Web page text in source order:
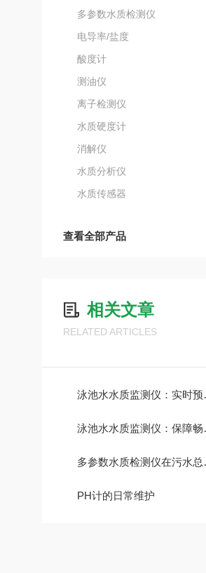
多参数水质检测仪
电导率/盐度
酸度计
测油仪
离子检测仪
水质硬度计
消解仪
水质分析仪
水质传感器
查看全部产品
相关文章
RELATED ARTICLES
泳池水水质监测仪：实时预警，安心畅游
泳池水水质监测仪：保障畅游无忧，呵护泳者健康
多参数水质检测仪在污水总氮含量测定中的应用
PH计的日常维护